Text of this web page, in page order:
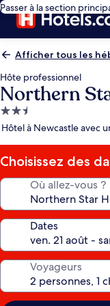
Passer à la section
Afficher tous les
Hôte professionnel
Northern
Hébergement
2.5 étoiles
Hôtel à Newcastle avec
Choisissez des
Où allez-vous ?
Dates
Voyageurs